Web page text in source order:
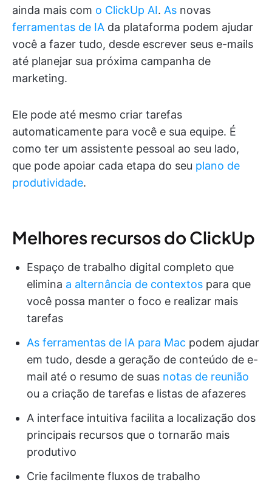
ainda mais com o ClickUp AI. As novas
ferramentas de IA da plataforma podem ajudar
você a fazer tudo, desde escrever seus e-mails
até planejar sua próxima campanha de
marketing.
Ele pode até mesmo criar tarefas
automaticamente para você e sua equipe. É
como ter um assistente pessoal ao seu lado,
que pode apoiar cada etapa do seu plano de
produtividade.
Melhores recursos do ClickUp
Espaço de trabalho digital completo que
elimina a alternância de contextos para que
você possa manter o foco e realizar mais
tarefas
As ferramentas de IA para Mac podem ajudar
em tudo, desde a geração de conteúdo de e-
mail até o resumo de suas notas de reunião
ou a criação de tarefas e listas de afazeres
A interface intuitiva facilita a localização dos
principais recursos que o tornarão mais
produtivo
Crie facilmente fluxos de trabalho